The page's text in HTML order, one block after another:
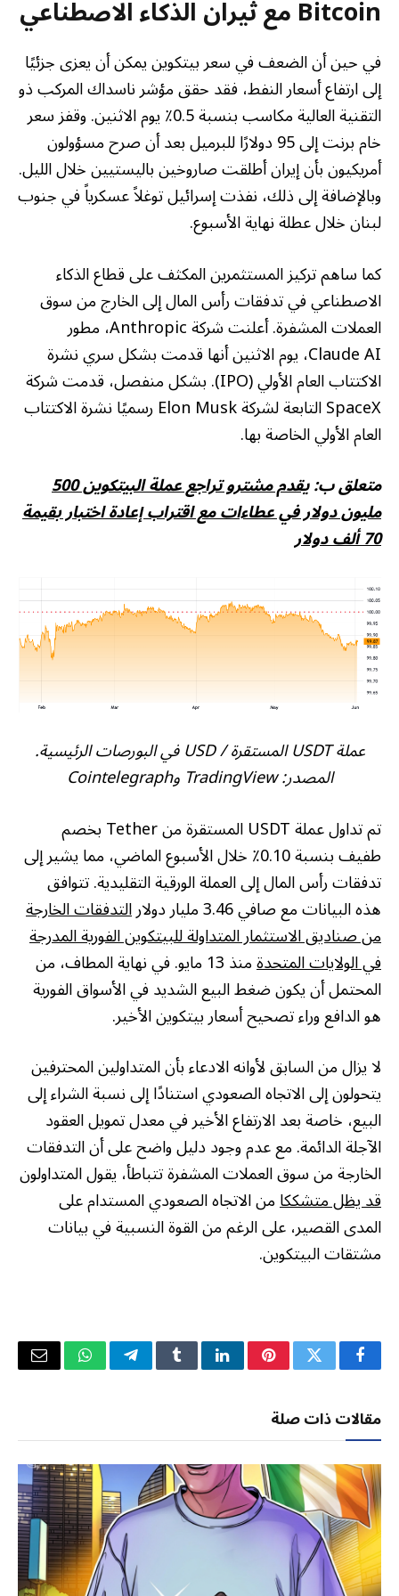
Bitcoin مع ثيران الذكاء الاصطناعي
في حين أن الضعف في سعر بيتكوين يمكن أن يعزى جزئيًا
إلى ارتفاع أسعار النفط، فقد حقق مؤشر ناسداك المركب ذو
التقنية العالية مكاسب بنسبة 0.5٪ يوم الاثنين. وقفز سعر
خام برنت إلى 95 دولارًا للبرميل بعد أن صرح مسؤولون
أمريكيون بأن إيران أطلقت صاروخين باليستيين خلال الليل.
وبالإضافة إلى ذلك، نفذت إسرائيل توغلاً عسكرياً في جنوب
لبنان خلال عطلة نهاية الأسبوع.
كما ساهم تركيز المستثمرين المكثف على قطاع الذكاء
الاصطناعي في تدفقات رأس المال إلى الخارج من سوق
العملات المشفرة. أعلنت شركة Anthropic، مطور
Claude AI، يوم الاثنين أنها قدمت بشكل سري نشرة
الاكتتاب العام الأولي (IPO). بشكل منفصل، قدمت شركة
SpaceX التابعة لشركة Elon Musk رسميًا نشرة الاكتتاب
العام الأولي الخاصة بها.
متعلق ب:
يقدم مشترو تراجع عملة البيتكوين 500
مليون دولار في عطاءات مع اقتراب إعادة اختبار بقيمة
70 ألف دولار
عملة USDT المستقرة / USD في البورصات الرئيسية.
المصدر: TradingView وCointelegraph
تم تداول عملة USDT المستقرة من Tether بخصم
طفيف بنسبة 0.10٪ خلال الأسبوع الماضي، مما يشير إلى
تدفقات رأس المال إلى العملة الورقية التقليدية. تتوافق
هذه البيانات مع صافي 3.46 مليار دولار التدفقات الخارجة
من صناديق الاستثمار المتداولة للبيتكوين الفورية المدرجة
في الولايات المتحدة منذ 13 مايو. في نهاية المطاف، من
المحتمل أن يكون ضغط البيع الشديد في الأسواق الفورية
هو الدافع وراء تصحيح أسعار بيتكوين الأخير.
لا يزال من السابق لأوانه الادعاء بأن المتداولين المحترفين
يتحولون إلى الاتجاه الصعودي استنادًا إلى نسبة الشراء إلى
البيع، خاصة بعد الارتفاع الأخير في معدل تمويل العقود
الآجلة الدائمة. مع عدم وجود دليل واضح على أن التدفقات
الخارجة من سوق العملات المشفرة تتباطأ، يقول المتداولون
قد يظل متشككامن الاتجاه الصعودي المستدام على
المدى القصير، على الرغم من القوة النسبية في بيانات
مشتقات البيتكوين.
فيسبوكتويتر بينتيريستلينكدإنTumblrتيلقرامواتسابالبريد
مقالات ذات صلة